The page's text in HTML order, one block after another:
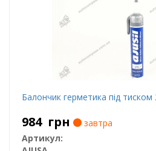
Балончик герметика під
984 грн
завтра
Артикул: